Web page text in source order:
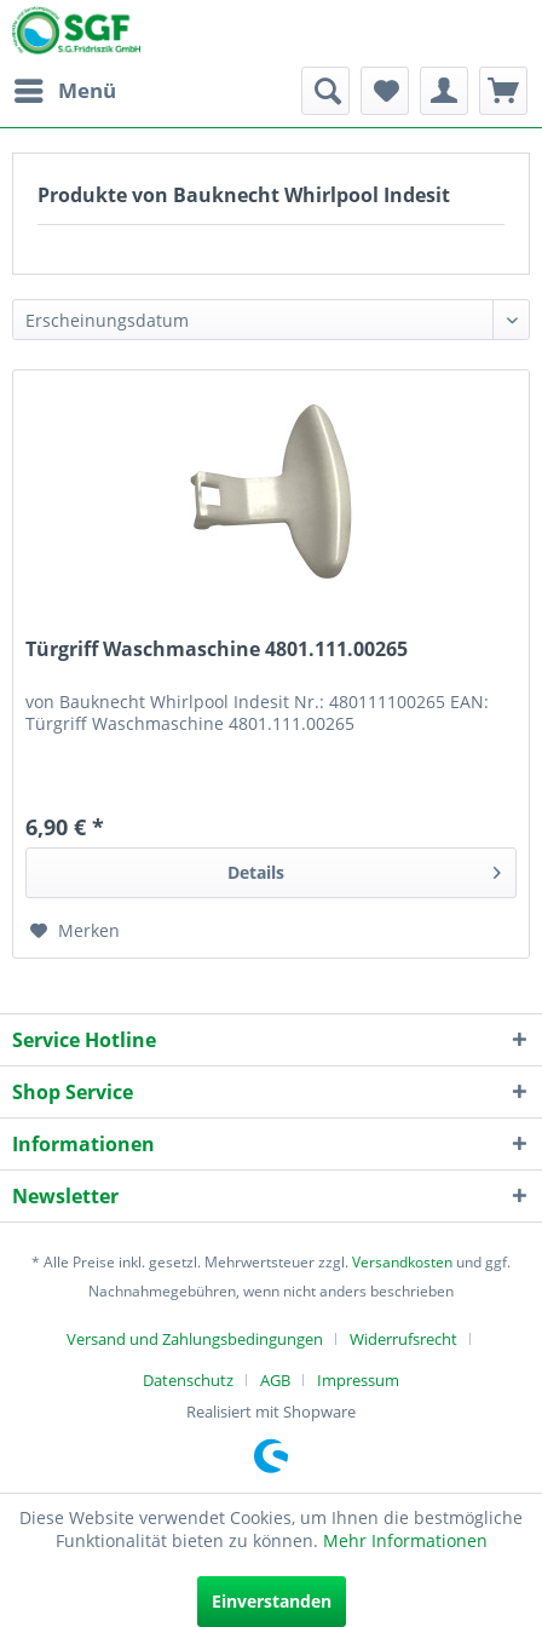
Menü
Produkte von Bauknecht Whirlpool Indesit
Türgriff Waschmaschine 4801.111.00265
von Bauknecht Whirlpool Indesit Nr.: 480111100265 EAN:
Türgriff Waschmaschine 4801.111.00265
6,90 € *
Details
Merken
Service Hotline
Shop Service
Informationen
Newsletter
* Alle Preise inkl. gesetzl. Mehrwertsteuer zzgl.Versandkosten und ggf.
Nachnahmegebühren, wenn nicht anders beschrieben
Versand und Zahlungsbedingungen
Widerrufsrecht
Datenschutz
AGB
Impressum
Realisiert mit Shopware
Diese Website verwendet Cookies, um Ihnen die bestmögliche
Funktionalität bieten zu können. Mehr Informationen
Einverstanden